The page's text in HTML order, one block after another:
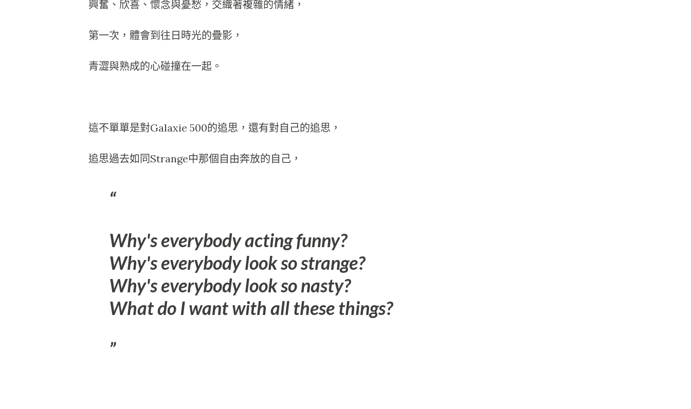
興奮、欣喜、懷念與憂愁，交織著複雜的情緒，
第一次，體會到往日時光的疊影，
青澀與熟成的心碰撞在一起。
這不單單是對Galaxie 500的追思，還有對自己的追思，
追思過去如同Strange中那個自由奔放的自己，
Why's everybody acting funny?
Why's everybody look so strange?
Why's everybody look so nasty?
What do I want with all these things?